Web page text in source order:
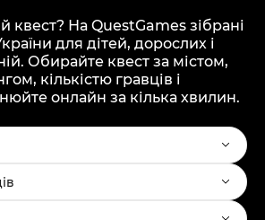
квест? На QuestGames зібрані
для дітей, дорослих і
Обирайте квест за містом,
кількістю гравців і
онлайн за кілька хвилин.